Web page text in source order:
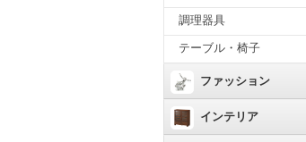
調理器具
テーブル・椅子
ファッション
インテリア